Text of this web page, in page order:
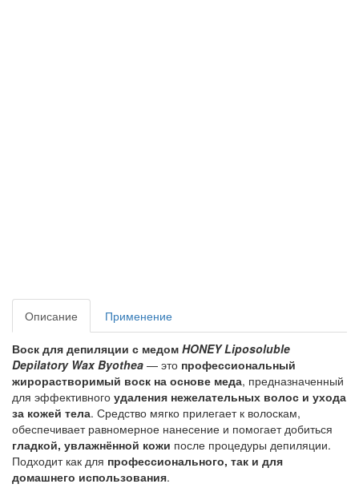
Описание Применение
Воск для депиляции с медом HONEY Liposoluble
Depilatory Wax Byothea — это профессиональный
жирорастворимый воск на основе меда, предназначенный
для эффективного удаления нежелательных волос и ухода
за кожей тела. Средство мягко прилегает к волоскам,
обеспечивает равномерное нанесение и помогает добиться
гладкой, увлажнённой кожи после процедуры депиляции.
Подходит как для профессионального, так и для
домашнего использования.